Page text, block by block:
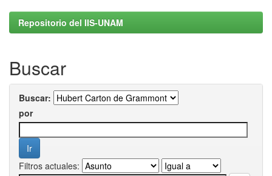
Repositorio del IIS-UNAM
Buscar
Buscar:
por
Filtros actuales: